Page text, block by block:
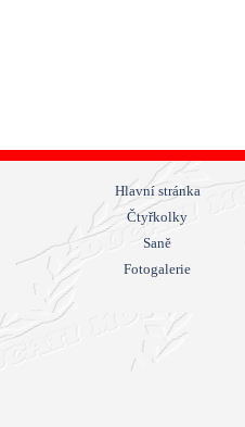
Hlavní stránka
Čtyřkolky
Saně
Fotogalerie
Návrat na obsah